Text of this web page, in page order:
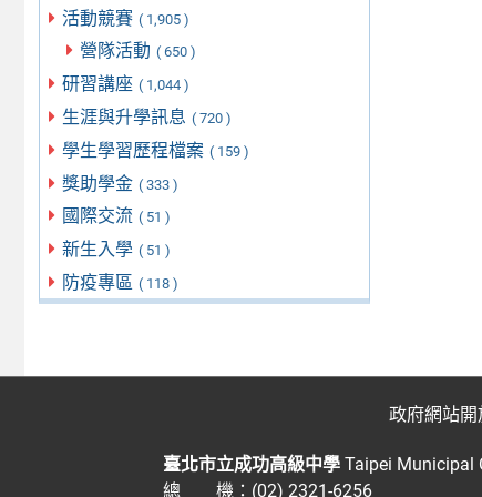
活動競賽 ( 1,905 )
營隊活動 ( 650 )
研習講座 ( 1,044 )
生涯與升學訊息 ( 720 )
學生學習歷程檔案 ( 159 )
獎助學金 ( 333 )
國際交流 ( 51 )
新生入學 ( 51 )
防疫專區 ( 118 )
政府網站
臺北市立成功高級中學Taipei Municipal
總 機：(02) 2321-6256